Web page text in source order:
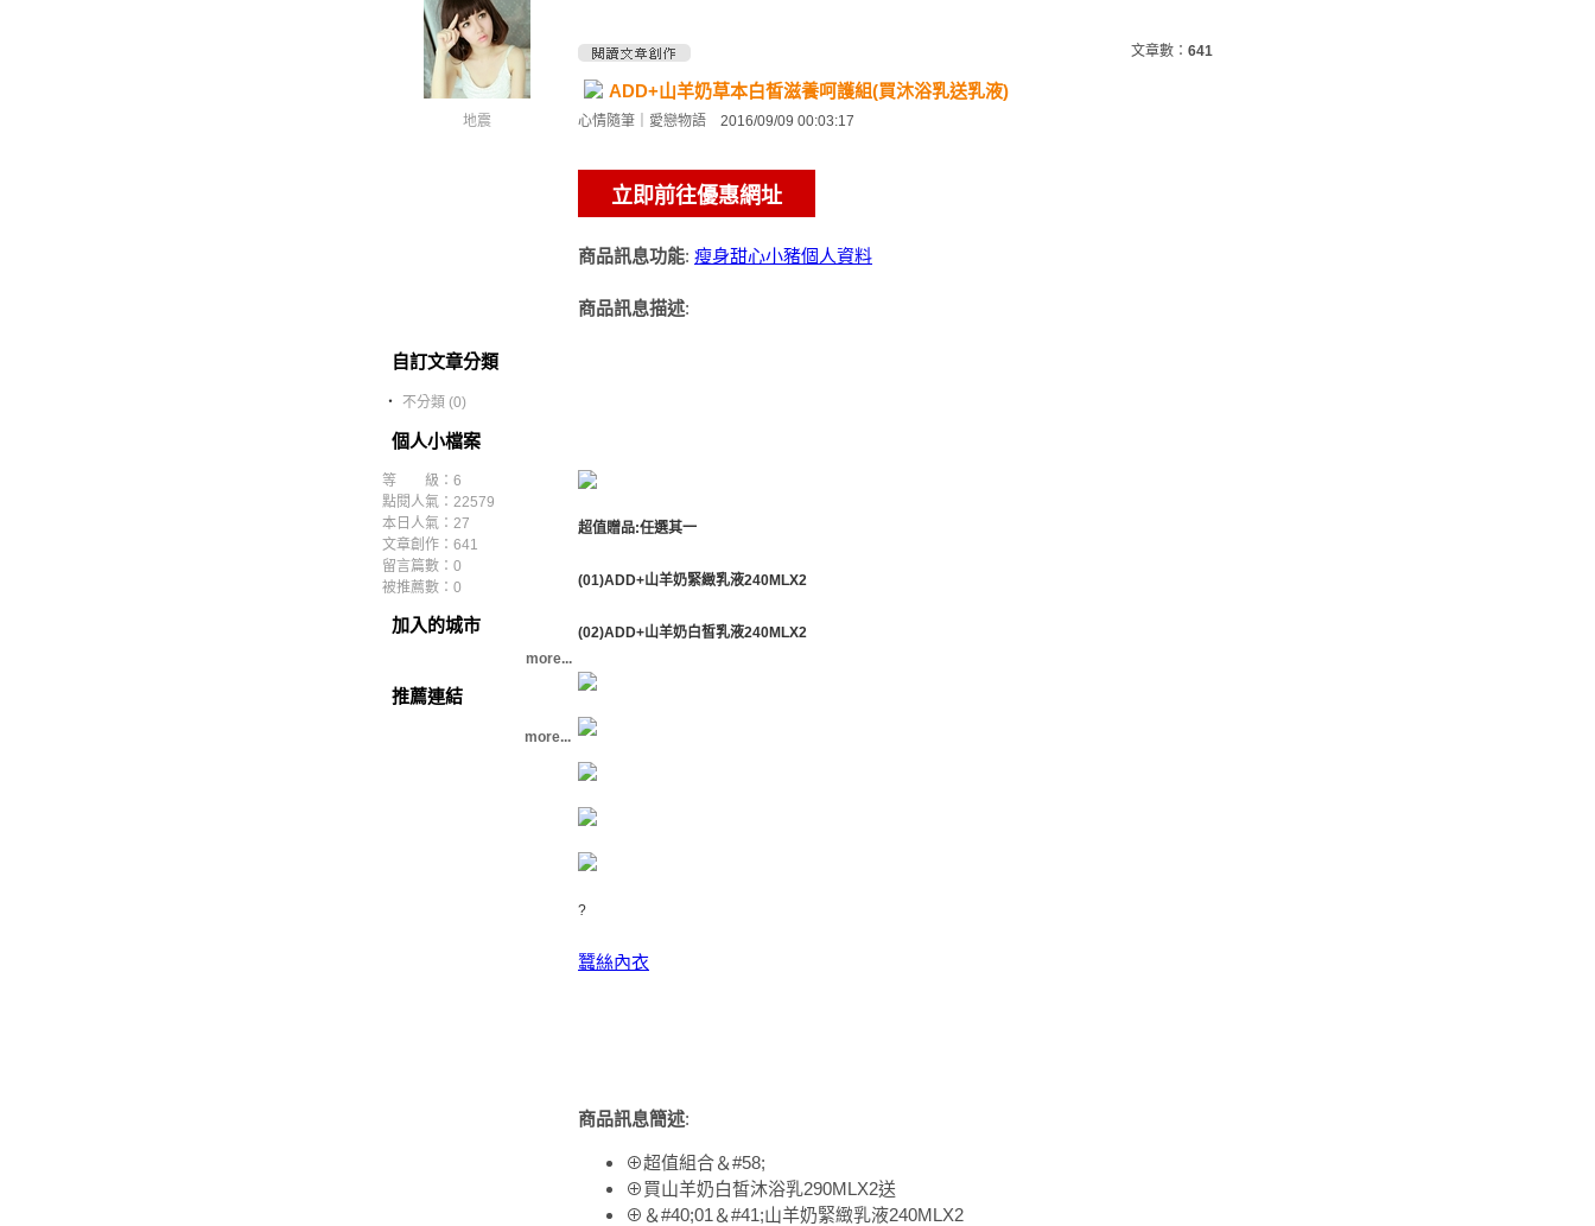
地震
自訂文章分類
‧ 不分類 (0)
個人小檔案
等 級：6
點閱人氣：22579
本日人氣：27
文章創作：641
留言篇數：0
被推薦數： 0
加入的城市
more...
推薦連結
more...
文章數： 641
ADD+山羊奶草本白皙滋養呵護組(買沐浴乳送乳液)
心情隨筆 愛戀物語 2016/09/09 00:03:17
商品訊息功能: 瘦身甜心小豬個人資料
商品訊息描述:
超值贈品:任選其一
(01)ADD+山羊奶緊緻乳液240MLX2
(02)ADD+山羊奶白皙乳液240MLX2
?
蠶絲內衣
商品訊息簡述:
⊕超值組合＆#58;
⊕買山羊奶白皙沐浴乳290MLX2送
⊕＆#40;01＆#41;山羊奶緊緻乳液240MLX2